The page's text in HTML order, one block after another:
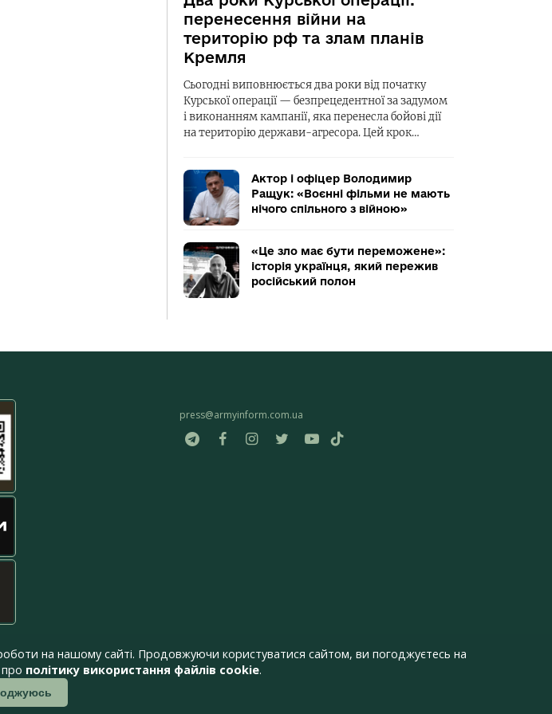
перенесення війни на
територію рф та злам планів
Кремля
Сьогодні виповнюється два роки від початку
Курської операції — безпрецедентної за задумом
і виконанням кампанії, яка перенесла бойові дії
на територію держави-агресора. Цей крок…
Актор і офіцер Володимир
Ращук: «Воєнні фільми не мають
нічого спільного з війною»
«Це зло має бути переможене»:
історія українця, який пережив
російський полон
press@armyinform.com.ua
на нашому сайті. Продовжуючи користуватися сайтом, ви погоджуєтесь на
політику використання файлів cookie.